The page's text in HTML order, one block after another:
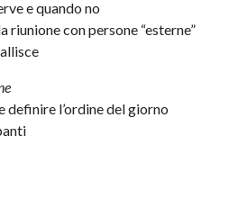
e quando no
riunione con persone “esterne”
l’ordine del giorno